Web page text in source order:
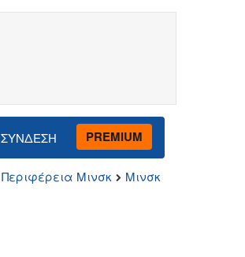
ΣΥΝΔΕΣΗ PREMIUM
Περιφέρεια Μινσκ Μινσκ